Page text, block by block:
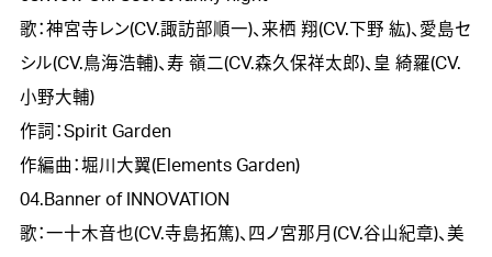
歌：神宮寺レン(CV.諏訪部順一)、来栖 翔(CV.下野 紘)、愛島セ
シル(CV.鳥海浩輔)、寿 嶺二(CV.森久保祥太郎)、皇 綺羅(CV.
小野大輔)
作詞：Spirit Garden
作編曲：堀川大翼(Elements Garden)
04.Banner of INNOVATION
歌：一十木音也(CV.寺島拓篤)、四ノ宮那月(CV.谷山紀章)、美